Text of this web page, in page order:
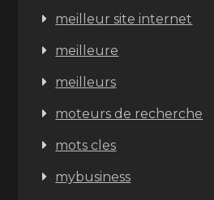
meilleur site internet
meilleure
meilleurs
moteurs de recherche
mots cles
mybusiness